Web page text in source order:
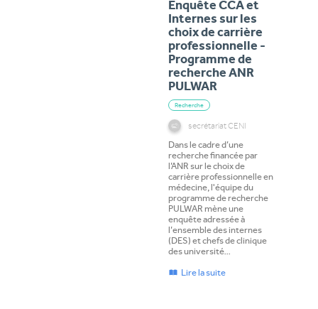
Enquête CCA et
Internes sur les
choix de carrière
professionnelle -
Programme de
recherche ANR
PULWAR
Recherche
secrétariat CENI
Dans le cadre d’une
recherche financée par
l’ANR sur le choix de
carrière professionnelle en
médecine, l'équipe du
programme de recherche
PULWAR mène une
enquête adressée à
l’ensemble des internes
(DES) et chefs de clinique
des université…
Lire la suite